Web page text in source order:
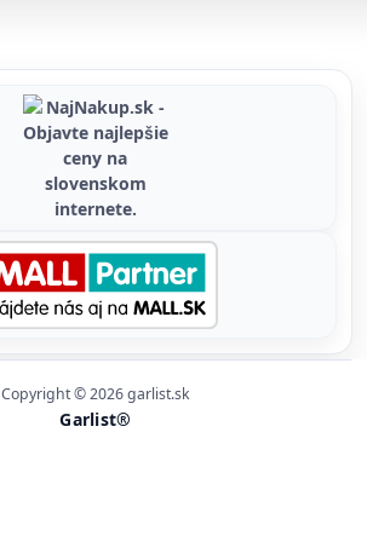
Copyright © 2026 garlist.sk